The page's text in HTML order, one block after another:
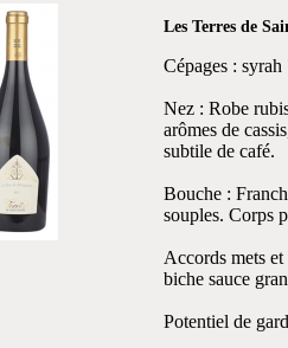
Les Terres de
Cépages :
Nez : Robe
arômes de
subtile de café.
Bouche :
souples. Corps
Accords mets
biche sauce
Potentiel de